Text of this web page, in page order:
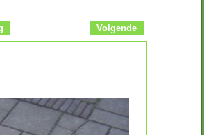
Volgende